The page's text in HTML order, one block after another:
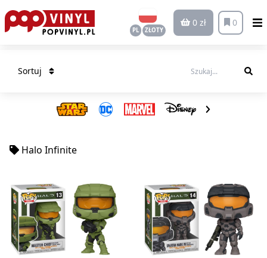
PL ZŁOTY
0 zł 0
Sortuj
Halo Infinite